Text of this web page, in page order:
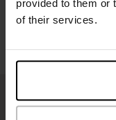
provided to them or
of their services.